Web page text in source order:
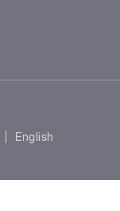
English